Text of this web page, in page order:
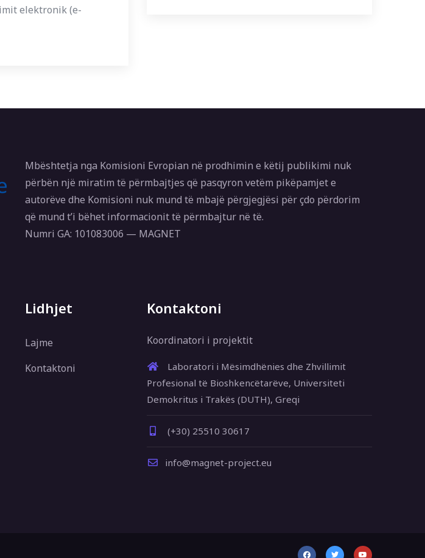
elektronik (e-
Mbështetja nga Komisioni Evropian në prodhimin e këtij publikimi nuk
përbën një miratim të përmbajtjes që pasqyron vetëm pikëpamjet e
autorëve dhe Komisioni nuk mund të mbajë përgjegjësi për çdo përdorim
që mund t’i bëhet informacionit të përmbajtur në të.
Numri GA: 101083006 — MAGNET
Lidhjet
Lajme
Kontaktoni
Kontaktoni
Koordinatori i projektit
Laboratori i Mësimdhënies dhe Zhvillimit
Profesional të Bioshkencëtarëve, Universiteti
Demokritus i Trakës (DUTH), Greqi
(+30) 25510 30617
info@magnet-project.eu